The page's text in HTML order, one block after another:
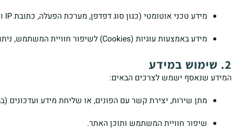
מידע טכני אוטומטי (כגון סוג דפדפן, מערכת הפעלה, כתובת IP ונתוני גלישה).
מידע באמצעות עוגיות (Cookies) לשיפור חוויית המשתמש, ניתוח תנועה והתאמה אישית של תוכן ופרסום.
2. שימוש במידע
המידע שנאסף ישמש לצרכים הבאים:
מתן שירות, יצירת קשר עם הפונים, או שליחת מידע ועדכונים
שיפור חוויית המשתמש ותוכן האתר.